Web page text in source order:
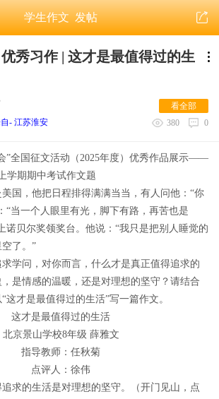
学生作文发帖
- 江苏淮安
看全部
380
0
”全国征文活动（2025年度）优秀作品展示——
学期期中考试作文题
美国，他把日程排得满满当当，有人问他：“你
“当一个人眼里有光，脚下有路，再苦也是
诺贝尔奖领奖台。他说：“我只是把别人睡觉的
了。”
学问，对你而言，什么才是真正值得追求的
是情感的温暖，还是对理想的坚守？请结合
这才是最值得过的生活”写一篇作文。
这才是最值得过的生活
北京景山学校8年级 薛雅文
指导教师：任秋菊
点评人：徐伟
求的生活是对理想的坚守。（开门见山，点